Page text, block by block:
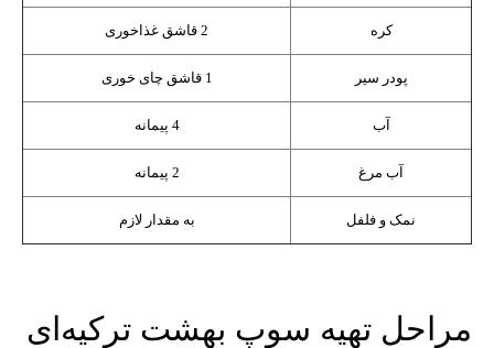
کره 2 قاشق غذاخوری
پودر سیر 1 قاشق چای خوری
آب 4 پیمانه
آب مرغ 2 پیمانه
نمک و فلفل به مقدار لازم
مراحل تهیه سوپ بهشت ترکیه‌ای